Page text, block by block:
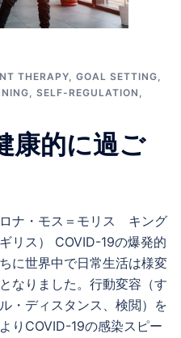
THERAPY, GOAL SETTING,
, SELF-REGULATION ,
康的に過ご
ナ・モス＝モリス キング
リス） COVID-19の爆発的
に世界中で日常生活は様変
なりました。行動変容（す
・ディスタンス、検閲）を
りCOVID-19の感染スピー